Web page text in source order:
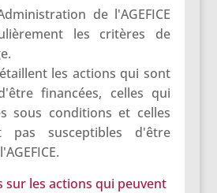
de l'AGEFICE
les critères de
les actions qui sont
financées, celles qui
sous conditions et celles
susceptibles d'être
sur les actions qui peuvent